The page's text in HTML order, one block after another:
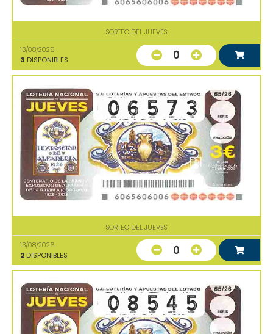
SORTEO DEL JUEVES
13/08/2026
3 DISPONIBLES 0
SORTEO DEL JUEVES
13/08/2026
2 DISPONIBLES 0